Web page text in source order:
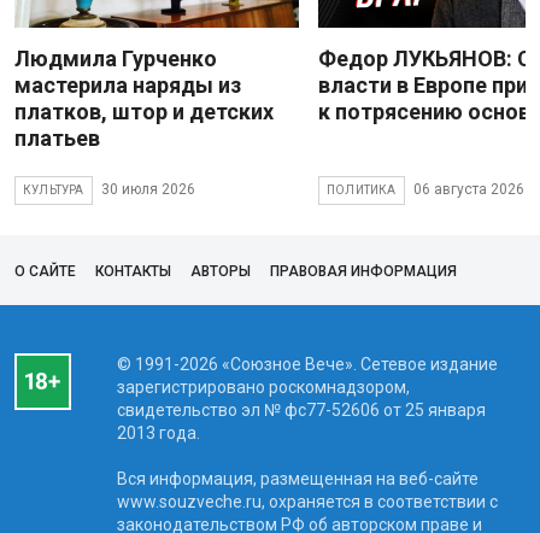
Людмила Гурченко
мастерила наряды из
платков, штор и детских
платьев
КУЛЬТУРА 30 июля 2026
Федор ЛУКЬЯНОВ:
власти в Европе
к потрясению основ
ПОЛИТИКА 06 августа 2026
О САЙТЕ КОНТАКТЫ АВТОРЫ ПРАВОВАЯ ИНФОРМАЦИЯ
© 1991-2026 «Союзное Вече». Сетевое издание
зарегистрировано роскомнадзором,
свидетельство эл № фc77-52606 от 25 января
2013 года.
Вся информация, размещенная на веб-сайте
www.souzveche.ru, охраняется в соответствии с
законодательством РФ об авторском праве и